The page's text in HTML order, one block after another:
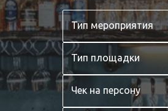
Тип мероприятия
Тип площадки
Чек на персону